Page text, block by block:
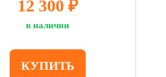
12 300 ₽
в наличии
КУПИТЬ